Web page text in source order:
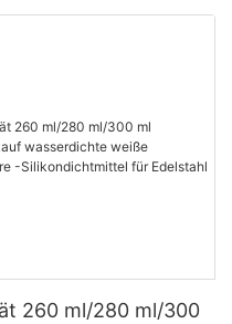
260 ml/280 ml/300